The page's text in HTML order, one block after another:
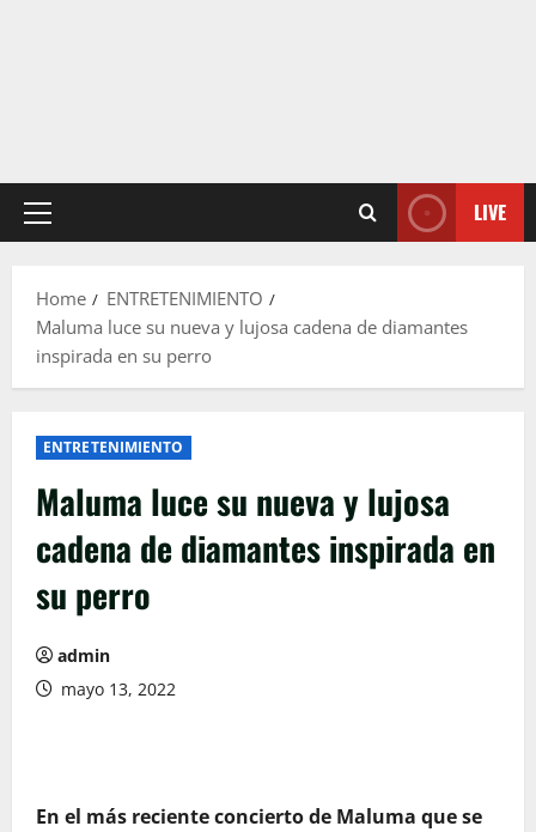
Primary
LIVE
Home
ENTRETENIMIENTO
Maluma luce su nueva y lujosa cadena de diamantes
inspirada en su perro
ENTRETENIMIENTO
Maluma luce su nueva y lujosa
cadena de diamantes inspirada en
su perro
admin
mayo 13, 2022
En el más reciente concierto de Maluma que se